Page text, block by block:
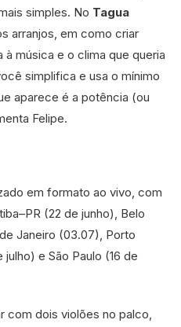
simples. No Tagua
arranjos, em como criar
música e o clima que queria
simplifica e usa o mínimo
aparece é a potência (ou
Felipe.
em formato ao vivo, com
(22 de junho), Belo
Janeiro (03.07), Porto
e São Paulo (16 de
com dois violões no palco,